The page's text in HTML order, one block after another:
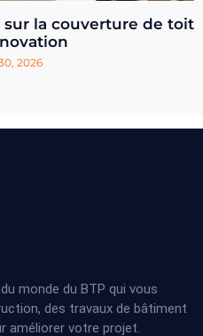
la couverture de toit
2026
monde du BTP qui vous
des travaux de bâtiment
améliorer votre projet.